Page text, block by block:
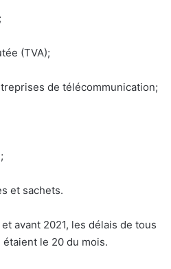
(TVA);
de télécommunication;
et sachets.
avant 2021, les délais de tous
le 20 du mois.